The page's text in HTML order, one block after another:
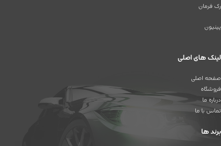
رک فرمان
پینیون
لینک های اصلی
صفحه اصلی
فروشگاه
درباره ما
تماس با ما
برند ها